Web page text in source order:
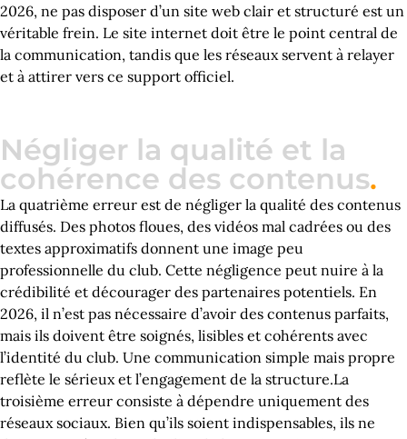
2026, ne pas disposer d’un site web clair et structuré est un
véritable frein. Le site internet doit être le point central de
la communication, tandis que les réseaux servent à relayer
et à attirer vers ce support officiel.
Négliger la qualité et la
cohérence des contenus.
La quatrième erreur est de négliger la qualité des contenus
diffusés. Des photos floues, des vidéos mal cadrées ou des
textes approximatifs donnent une image peu
professionnelle du club. Cette négligence peut nuire à la
crédibilité et décourager des partenaires potentiels. En
2026, il n’est pas nécessaire d’avoir des contenus parfaits,
mais ils doivent être soignés, lisibles et cohérents avec
l’identité du club. Une communication simple mais propre
reflète le sérieux et l’engagement de la structure.La
troisième erreur consiste à dépendre uniquement des
réseaux sociaux. Bien qu’ils soient indispensables, ils ne